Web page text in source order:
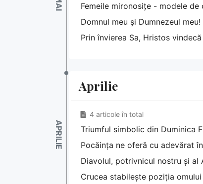
Femeile mironosițe - modele
Domnul meu și Dumnezeul meu!
Prin învierea Sa, Hristos
Aprilie
4 articole în total
Triumful simbolic din Duminica
Pocăința ne oferă cu adevărat
Diavolul, potrivnicul nostru și al
Crucea stabilește poziția